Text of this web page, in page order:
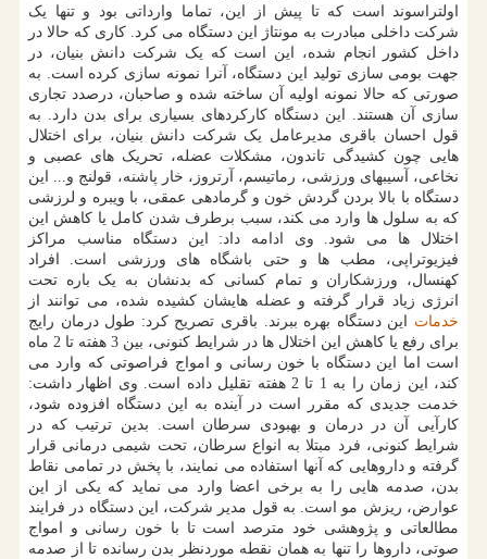
اولتراسوند است که تا پیش از این، تماما وارداتی بود و تنها یک
شرکت داخلی مبادرت به مونتاژ این دستگاه می کرد. کاری که حالا در
داخل کشور انجام شده، این است که یک شرکت دانش بنیان، در
جهت بومی سازی تولید این دستگاه، آنرا نمونه سازی کرده است. به
صورتی که حالا نمونه اولیه آن ساخته شده و صاحبان، درصدد تجاری
سازی آن هستند. این دستگاه کارکردهای بسیاری برای بدن دارد. به
قول احسان باقری مدیرعامل یک شرکت دانش بنیان، برای اختلال
هایی چون کشیدگی تاندون، مشکلات عضله، تحریک های عصبی و
نخاعی، آسیب‎های ورزشی، رماتیسم، آرتروز، خار پاشنه، قولنج و... این
دستگاه با بالا بردن گردش خون و گرمادهی عمقی، با ویبره و لرزشی
که به سلول ها وارد می ‍کند، سبب برطرف شدن کامل یا کاهش این
اختلال ها می شود. وی ادامه داد: این دستگاه مناسب مراکز
فیزیوتراپی، مطب ها و حتی باشگاه های ورزشی است. افراد
کهنسال، ورزشکاران و تمام کسانی که بدنشان به یک باره تحت
انرژی زیاد قرار گرفته و عضله هایشان کشیده شده، می توانند از
خدمات این دستگاه بهره ببرند. باقری تصریح کرد: طول درمان رایج
برای رفع یا کاهش این اختلال ها در شرایط کنونی، بین 3 هفته تا 2 ماه
است اما این دستگاه با خون رسانی و امواج فراصوتی که وارد می
کند، این زمان را به 1 تا 2 هفته تقلیل داده است. وی اظهار داشت:
خدمت جدیدی که مقرر است در آینده به این دستگاه افزوده شود،
کارآیی آن در درمان و بهبودی سرطان است. بدین ترتیب که در
شرایط کنونی، فرد مبتلا به انواع سرطان، تحت شیمی درمانی قرار
گرفته و داروهایی که آنها استفاده می نمایند، با پخش در تمامی نقاط
بدن، صدمه هایی را به برخی اعضا وارد می نماید که یکی از این
عوارض، ریزش مو است. به قول مدیر شرکت، این دستگاه در فرایند
مطالعاتی و پژوهشی خود مترصد است تا با خون رسانی و امواج
صوتی، داروها را تنها به همان نقطه موردنظر بدن رسانده تا از صدمه